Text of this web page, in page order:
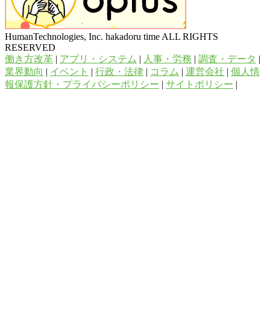
HumanTechnologies, Inc. hakadoru time ALL RIGHTS
RESERVED
働き方改革 | アプリ・システム | 人事・労務 | 調査・データ |
業界動向 | イベント | 行政・法律 | コラム | 運営会社 | 個人情
報保護方針・プライバシーポリシー | サイトポリシー |